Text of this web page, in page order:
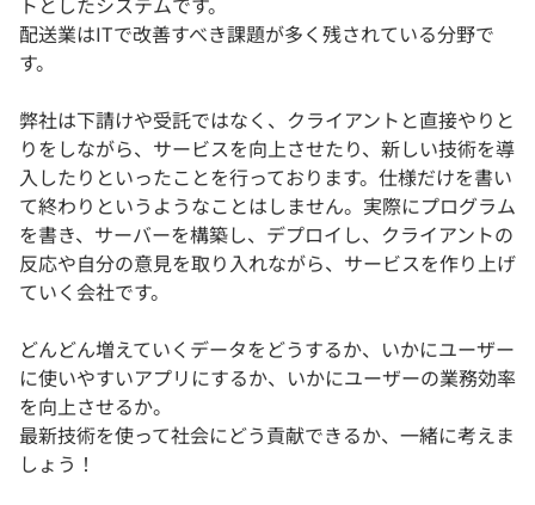
配送業はITで改善すべき課題が多く残されている分野で
す。
弊社は下請けや受託ではなく、クライアントと直接やりと
りをしながら、サービスを向上させたり、新しい技術を導
入したりといったことを行っております。仕様だけを書い
て終わりというようなことはしません。実際にプログラム
を書き、サーバーを構築し、デプロイし、クライアントの
反応や自分の意見を取り入れながら、サービスを作り上げ
ていく会社です。
どんどん増えていくデータをどうするか、いかにユーザー
に使いやすいアプリにするか、いかにユーザーの業務効率
を向上させるか。
最新技術を使って社会にどう貢献できるか、一緒に考えま
しょう！